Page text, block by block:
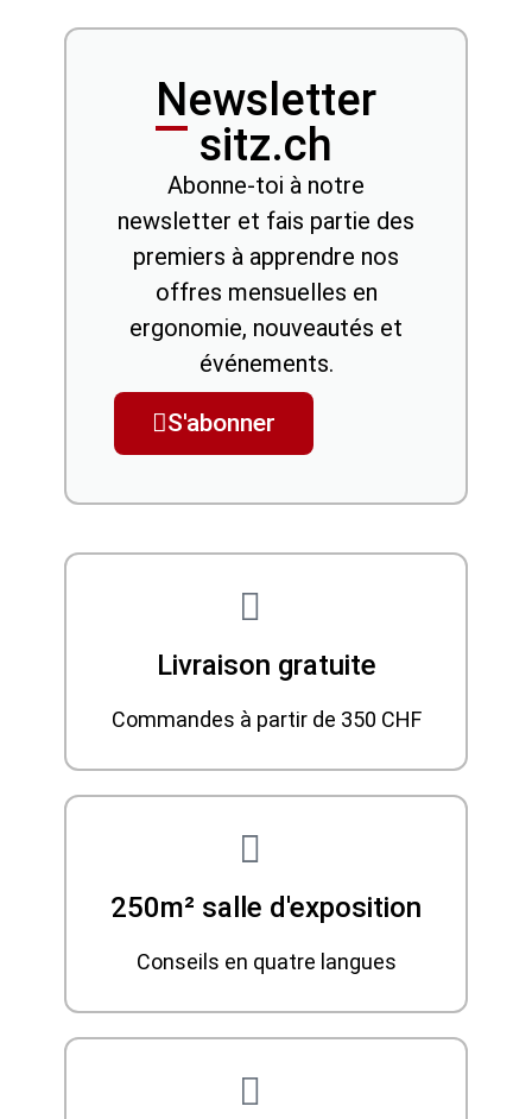
Newsletter
sitz.ch
Abonne-toi à notre
newsletter et fais partie des
premiers à apprendre nos
offres mensuelles en
ergonomie, nouveautés et
événements.
S'abonner
Livraison gratuite
Commandes à partir de 350 CHF
250m² salle d'exposition
Conseils en quatre langues